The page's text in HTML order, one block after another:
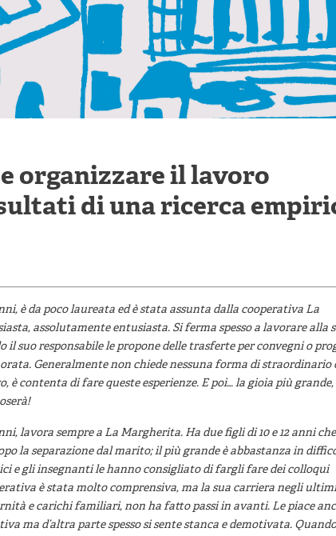
organizzare il lavoro
di una ricerca
è da poco laureata ed è stata assunta dalla cooperativa La
assolutamente entusiasta. Si ferma spesso a lavorare alla
il suo responsabile le propone delle trasferte per convegni o
Generalmente non chiede nessuna forma di straordinario
è contenta di fare queste esperienze. E poi… la gioia più
lavora sempre a La Margherita. Ha due figli di 10 e 12 anni
la separazione dal marito; il più grande è abbastanza in
e gli insegnanti le hanno consigliato di fargli fare dei colloqui
è stata molto comprensiva, ma la sua carriera negli ultimi
e carichi familiari, non ha fatto passi in avanti. Le piace
ma d’altra parte spesso si sente stanca e demotivata.